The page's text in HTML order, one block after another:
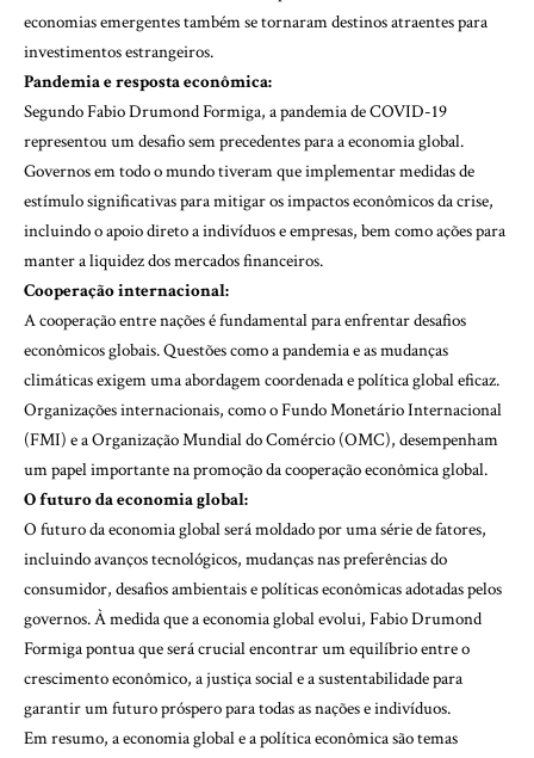
economias emergentes também se tornaram destinos atraentes para
investimentos estrangeiros.
Pandemia e resposta econômica:
Segundo Fabio Drumond Formiga, a pandemia de COVID-19
representou um desafio sem precedentes para a economia global.
Governos em todo o mundo tiveram que implementar medidas de
estímulo significativas para mitigar os impactos econômicos da crise,
incluindo o apoio direto a indivíduos e empresas, bem como ações para
manter a liquidez dos mercados financeiros.
Cooperação internacional:
A cooperação entre nações é fundamental para enfrentar desafios
econômicos globais. Questões como a pandemia e as mudanças
climáticas exigem uma abordagem coordenada e política global eficaz.
Organizações internacionais, como o Fundo Monetário Internacional
(FMI) e a Organização Mundial do Comércio (OMC), desempenham
um papel importante na promoção da cooperação econômica global.
O futuro da economia global:
O futuro da economia global será moldado por uma série de fatores,
incluindo avanços tecnológicos, mudanças nas preferências do
consumidor, desafios ambientais e políticas econômicas adotadas pelos
governos. À medida que a economia global evolui, Fabio Drumond
Formiga pontua que será crucial encontrar um equilíbrio entre o
crescimento econômico, a justiça social e a sustentabilidade para
garantir um futuro próspero para todas as nações e indivíduos.
Em resumo, a economia global e a política econômica são temas